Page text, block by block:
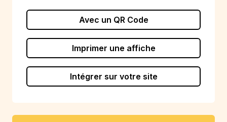
Avec un QR Code
Imprimer une affiche
Intégrer sur votre site